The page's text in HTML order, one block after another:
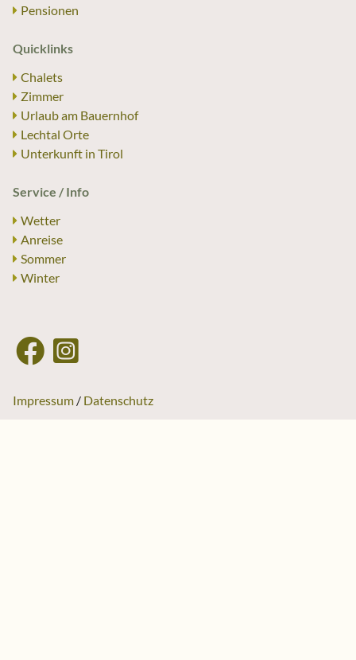
Pensionen
Quicklinks
Chalets
Zimmer
Urlaub am Bauernhof
Lechtal Orte
Unterkunft in Tirol
Service / Info
Wetter
Anreise
Sommer
Winter
Impressum Datenschutz